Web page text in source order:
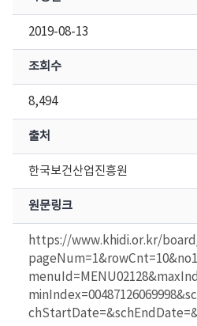
2019-08-13
조회수
8,494
출처
한국보건산업진흥원
원문링크
https://www.khidi.or.kr/